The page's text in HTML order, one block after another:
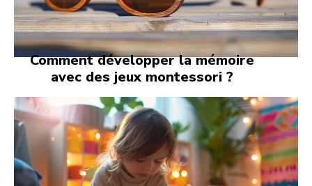
Comment développer la mémoire
avec des jeux montessori ?